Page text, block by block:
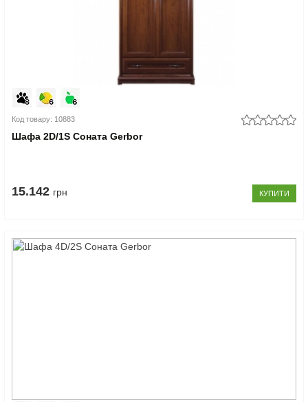
Код товару: 10883
Шафа 2D/1S Соната Gerbor
15.142 грн КУПИТИ